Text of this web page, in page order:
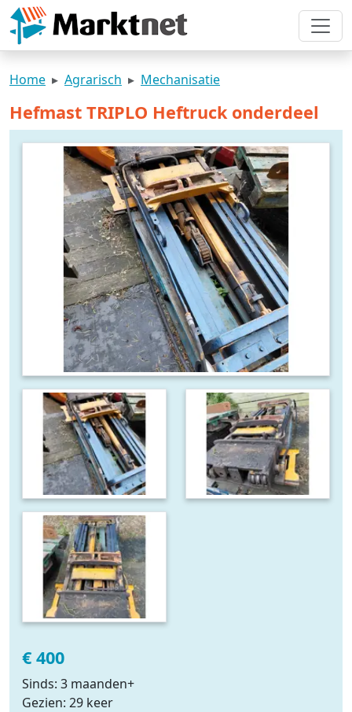
Home Agrarisch Mechanisatie
Hefmast TRIPLO Heftruck onderdeel
€ 400
Sinds: 3 maanden+
Gezien: 29 keer